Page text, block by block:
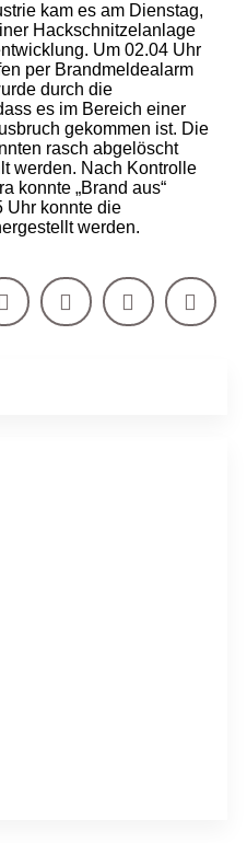
kam es am Dienstag,
Hackschnitzelanlage
Um 02.04 Uhr
per Brandmeldealarm
durch die
es im Bereich einer
gekommen ist. Die
rasch abgelöscht
werden. Nach Kontrolle
konnte „Brand aus“
Uhr konnte die
werden.